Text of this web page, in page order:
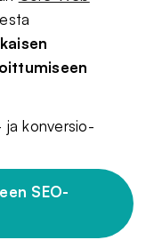
ja konversio-
SEO-